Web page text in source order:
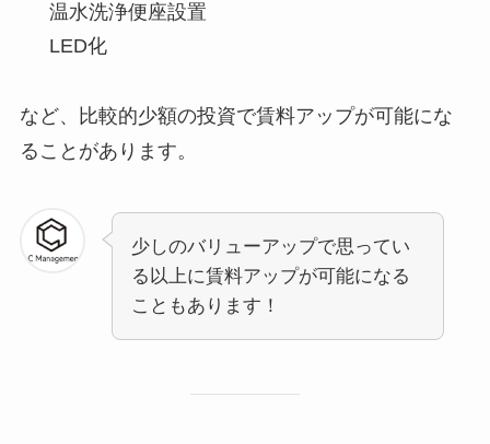
温水洗浄便座設置
LED化
など、比較的少額の投資で賃料アップが可能にな
ることがあります。
少しのバリューアップで思ってい
る以上に賃料アップが可能になる
こともあります！